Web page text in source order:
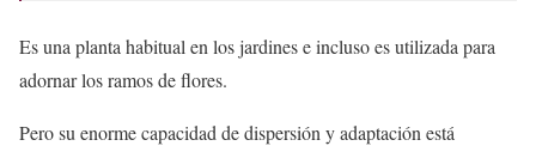
Es una planta habitual en los jardines e incluso es utilizada para
adornar los ramos de flores.
Pero su enorme capacidad de dispersión y adaptación está